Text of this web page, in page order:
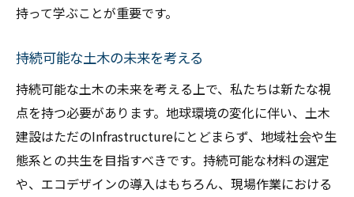
持って学ぶことが重要です。
持続可能な土木の未来を考える
持続可能な土木の未来を考える上で、私たちは新たな視
点を持つ必要があります。地球環境の変化に伴い、土木
建設はただのInfrastructureにとどまらず、地域社会や生
態系との共生を目指すべきです。持続可能な材料の選定
や、エコデザインの導入はもちろん、現場作業における